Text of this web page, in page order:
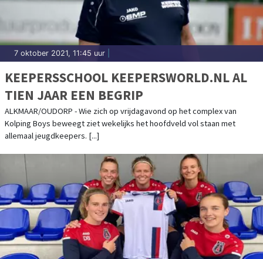
7 oktober 2021, 11:45 uur
KEEPERSSCHOOL KEEPERSWORLD.NL AL
TIEN JAAR EEN BEGRIP
ALKMAAR/OUDORP - Wie zich op vrijdagavond op het complex van
Kolping Boys beweegt ziet wekelijks het hoofdveld vol staan met
allemaal jeugdkeepers. [...]